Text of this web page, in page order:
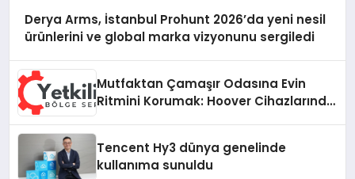
Derya Arms, İstanbul Prohunt 2026’da yeni nesil
ürünlerini ve global marka vizyonunu sergiledi
Mutfaktan Çamaşır Odasına Evin
Ritmini Korumak: Hoover Cihazlarında
Tencent Hy3 dünya genelinde
kullanıma sunuldu